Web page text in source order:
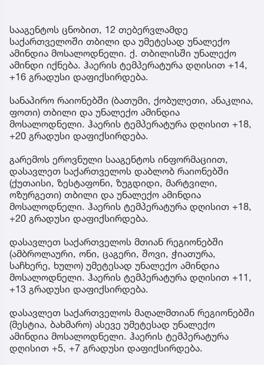
სააგენტოს ცნობით, 12 თებერვლამდე
საქართველოში თბილი და უმეტესად უნალექო
ამინდია მოსალოდნელი. ქ. თბილისში უნალექო
ამინდი იქნება. ჰაერის ტემპერატურა დღისით +14,
+16 გრადუსი დაფიქსირდება.
სანაპირო რაიონებში (ბათუმი, ქობულეთი, ანაკლია,
ფოთი) თბილი და უნალექო ამინდია
მოსალოდნელი. ჰაერის ტემპერატურა დღისით +18,
+20 გრადუსი დაფიქსირდება.
გარემოს ეროვნული სააგენტოს ინფორმაციით,
დასავლეთ საქართველოს დაბლობ რაიონებში
(ქუთაისი, ზესტაფონი, ზუგდიდი, მარტვილი,
ოზურგეთი) თბილი და უნალექო ამინდია
მოსალოდნელი. ჰაერის ტემპერატურა დღისით +18,
+20 გრადუსი დაფიქსირდება.
დასავლეთ საქართველოს მთიან რეგიონებში
(ამბროლაური, ონი, ცაგერი, შოვი, ჭიათურა,
საჩხერე, ხულო) უმეტესად უნალექო ამინდია
მოსალოდნელი. ჰაერის ტემპერატურა დღისით +11,
+13 გრადუსი დაფიქსირდება.
დასავლეთ საქართველოს მაღალმთიან რეგიონებში
(მესტია, ბახმარო) ასევე უმეტესად უნალექო
ამინდია მოსალოდნელი. ჰაერის ტემპერატურა
დღისით +5, +7 გრადუსი დაფიქსირდება.